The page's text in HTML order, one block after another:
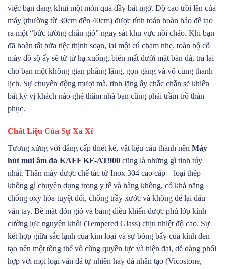
việc bạn đang khui một món quà đầy bất ngờ. Độ cao trồi lên của
máy (thường từ 30cm đến 40cm) được tính toán hoàn hảo để tạo
ra một “bức tường chắn gió” ngay sát khu vực nồi chảo. Khi bạn
đã hoàn tất bữa tiệc thịnh soạn, lại một cú chạm nhẹ, toàn bộ cỗ
máy đồ sộ ấy sẽ từ từ hạ xuống, biến mất dưới mặt bàn đá, trả lại
cho bạn một không gian phẳng lặng, gọn gàng và vô cùng thanh
lịch. Sự chuyển động mượt mà, tĩnh lặng ấy chắc chắn sẽ khiến
bất kỳ vị khách nào ghé thăm nhà bạn cũng phải trầm trồ thán
phục.
Chất Liệu Của Sự Xa Xỉ
Tương xứng với đẳng cấp thiết kế, vật liệu cấu thành nên Máy
hút mùi âm đá KAFF KF-AT900 cũng là những gì tinh túy
nhất. Thân máy được chế tác từ Inox 304 cao cấp – loại thép
không gỉ chuyên dụng trong y tế và hàng không, có khả năng
chống oxy hóa tuyệt đối, chống trầy xước và không để lại dấu
vân tay. Bề mặt đón gió và bảng điều khiển được phủ lớp kính
cường lực nguyên khối (Tempered Glass) chịu nhiệt độ cao. Sự
kết hợp giữa sắc lạnh của kim loại và sự bóng bẩy của kính đen
tạo nên một tổng thể vô cùng quyền lực và hiện đại, dễ dàng phối
hợp với mọi loại vân đá tự nhiên hay đá nhân tạo (Vicostone,